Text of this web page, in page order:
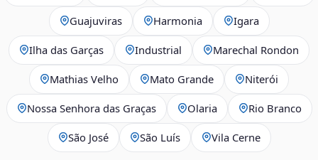
Guajuviras Harmonia Igara
Ilha das Garças Industrial Marechal Rondon
Mathias Velho Mato Grande Niterói
Nossa Senhora das Graças Olaria Rio Branco
São José São Luís Vila Cerne